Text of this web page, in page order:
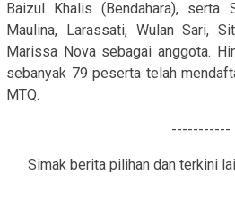
Baizul Khalis (Bendahara), serta
Maulina, Larassati, Wulan Sari,
Marissa Nova sebagai anggota.
sebanyak 79 peserta telah
MTQ.
-----------
Simak berita pilihan dan terkini